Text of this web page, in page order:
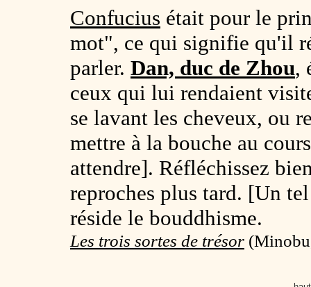
Confucius était pour le
mot", ce qui signifie qu'il
parler. Dan, duc de Zhou,
ceux qui lui rendaient
se lavant les cheveux, ou
mettre à la bouche au
attendre]. Réfléchissez
reproches plus tard. [Un
réside le bouddhisme.
Les trois sortes de trésor